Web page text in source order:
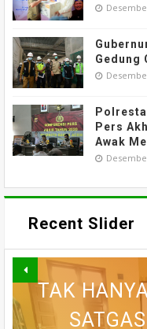
Gedung
Pers
Awak
Recent Slider
TAK
SINERGI